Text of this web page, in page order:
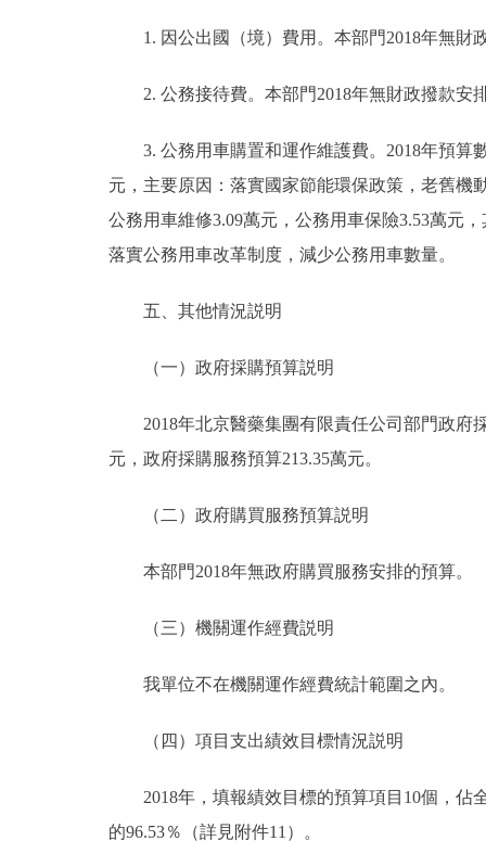
1. 因公出國（境）費用。本部門2018年無財
2. 公務接待費。本部門2018年無財政撥款安
3. 公務用車購置和運作維護費。2018年預算數
元，主要原因：落實國家節能環保政策，老舊機
公務用車維修3.09萬元，公務用車保險3.53萬元
落實公務用車改革制度，減少公務用車數量。
五、其他情況説明
（一）政府採購預算説明
2018年北京醫藥集團有限責任公司部門政府採
元，政府採購服務預算213.35萬元。
（二）政府購買服務預算説明
本部門2018年無政府購買服務安排的預算。
（三）機關運作經費説明
我單位不在機關運作經費統計範圍之內。
（四）項目支出績效目標情況説明
2018年，填報績效目標的預算項目10個，佔全
的96.53％（詳見附件11）。